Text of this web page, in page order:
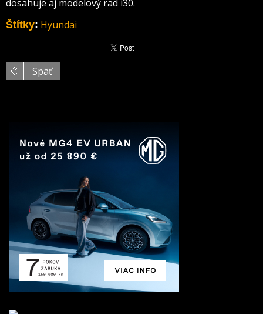
dosahuje aj modelový rad i30.
Štítky: Hyundai
Späť